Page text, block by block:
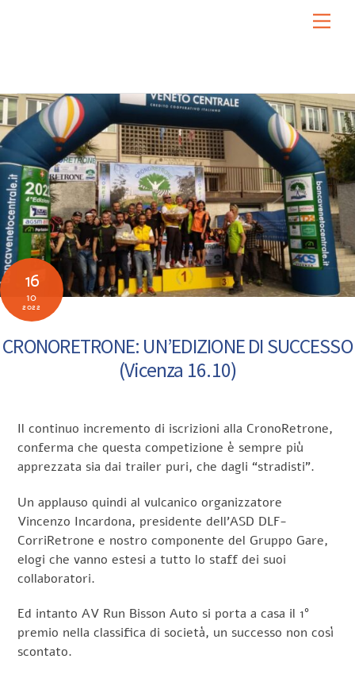
16
10
2022
CRONORETRONE: UN’EDIZIONE DI SUCCESSO
(Vicenza 16.10)
Il continuo incremento di iscrizioni alla CronoRetrone,
conferma che questa competizione è sempre più
apprezzata sia dai trailer puri, che dagli “stradisti”.
Un applauso quindi al vulcanico organizzatore
Vincenzo Incardona, presidente dell’ASD DLF-
CorriRetrone e nostro componente del Gruppo Gare,
elogi che vanno estesi a tutto lo staff dei suoi
collaboratori.
Ed intanto AV Run Bisson Auto si porta a casa il 1°
premio nella classifica di società, un successo non così
scontato.